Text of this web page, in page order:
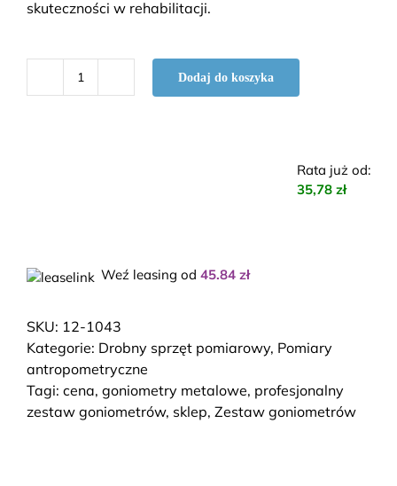
skuteczności w rehabilitacji.
ilość
Dodaj do koszyka
Rata już od:
35,78 zł
Weź leasing od 45.84 zł
SKU: 12-1043
Kategorie: Drobny sprzęt pomiarowy, Pomiary
antropometryczne
Tagi: cena, goniometry metalowe, profesjonalny
zestaw goniometrów, sklep, Zestaw goniometrów